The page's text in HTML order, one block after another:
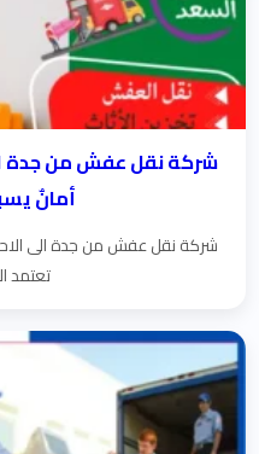
أمانٌ
شركة نقل عفش من جدة الى
تعتمد